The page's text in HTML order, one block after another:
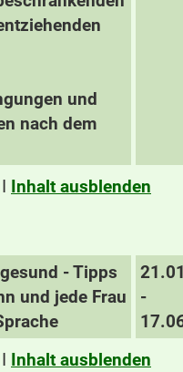
und
nach dem
I Inhalt ausblenden
- Tipps
und jede Frau
-
I Inhalt ausblenden